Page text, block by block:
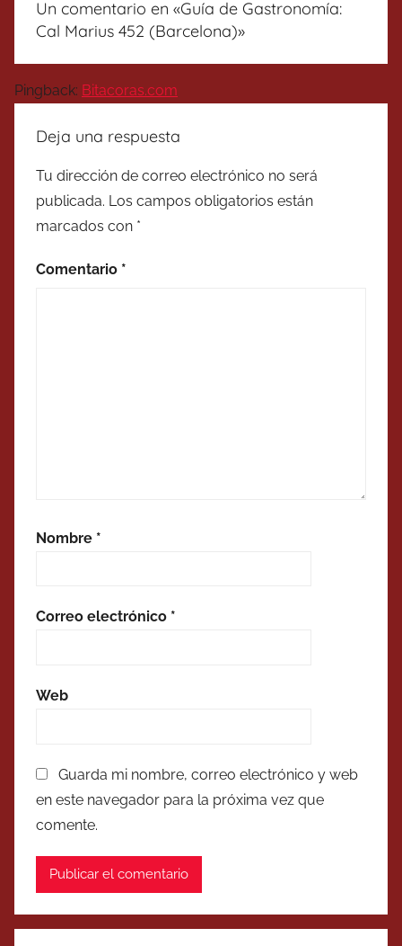
Un comentario en «Guía de Gastronomía:
Cal Marius 452 (Barcelona)»
Pingback: Bitacoras.com
Deja una respuesta
Tu dirección de correo electrónico no será
publicada. Los campos obligatorios están
marcados con *
Comentario *
Nombre *
Correo electrónico *
Web
Guarda mi nombre, correo electrónico y web
en este navegador para la próxima vez que
comente.